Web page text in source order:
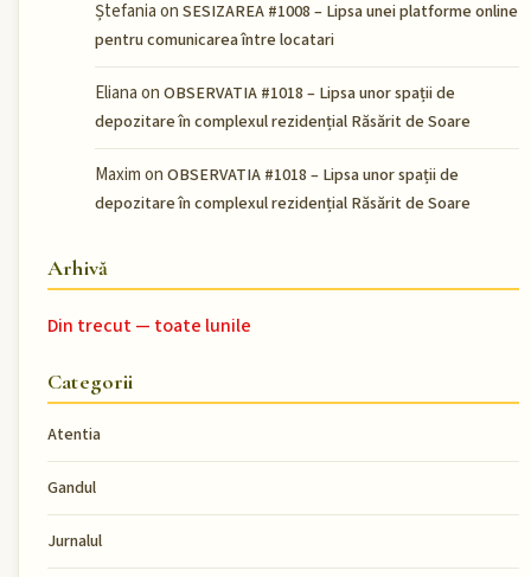
Ștefaniaon SESIZAREA #1008 – Lipsa unei platforme online
pentru comunicarea între locatari
Elianaon OBSERVATIA #1018 – Lipsa unor spații de
depozitare în complexul rezidențial Răsărit de Soare
Maximon OBSERVATIA #1018 – Lipsa unor spații de
depozitare în complexul rezidențial Răsărit de Soare
Arhivă
Din trecut — toate lunile
Categorii
Atentia
Gandul
Jurnalul